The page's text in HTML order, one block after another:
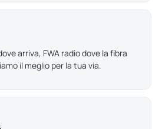
arriva, FWA radio dove la fibra
il meglio per la tua via.